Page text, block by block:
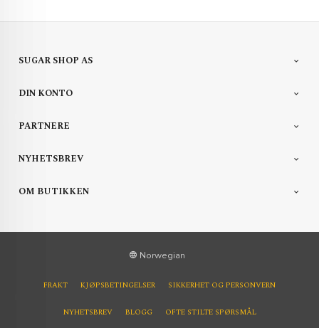
SUGAR SHOP AS
DIN KONTO
PARTNERE
NYHETSBREV
OM BUTIKKEN
Norwegian
FRAKT KJØPSBETINGELSER SIKKERHET OG PERSONVERN
NYHETSBREV BLOGG OFTE STILTE SPØRSMÅL